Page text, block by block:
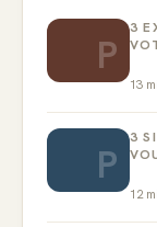
P
3
13
P
3
12